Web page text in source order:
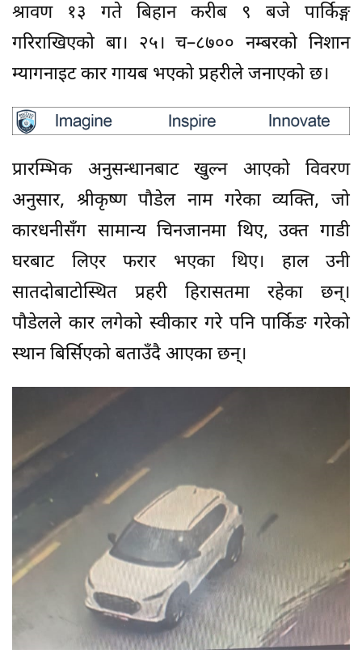
श्रावण १३ गते बिहान करीब ९ बजे पार्किङ्ग
गरिराखिएको बा। २५। च–८७०० नम्बरको निशान
म्यागनाइट कार गायब भएको प्रहरीले जनाएको छ।
प्रारम्भिक अनुसन्धानबाट खुल्न आएको विवरण
अनुसार, श्रीकृष्ण पौडेल नाम गरेका व्यक्ति, जो
कारधनीसँग सामान्य चिनजानमा थिए, उक्त गाडी
घरबाट लिएर फरार भएका थिए। हाल उनी
सातदोबाटोस्थित प्रहरी हिरासतमा रहेका छन्।
पौडेलले कार लगेको स्वीकार गरे पनि पार्किङ गरेको
स्थान बिर्सिएको बताउँदै आएका छन्।